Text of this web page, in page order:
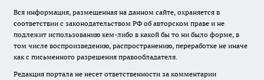
Вся информация, размещенная на данном сайте, охраняется в
соответствии с законодательством РФ об авторском праве и не
подлежит использованию кем-либо в какой бы то ни было форме, в
том числе воспроизведению, распространению, переработке не иначе
как с письменного разрешения правообладателя.
Редакция портала не несет ответственности за комментарии